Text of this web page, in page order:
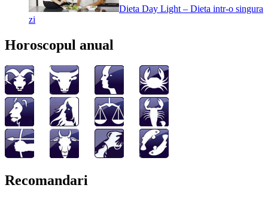
Dieta Day Light – Dieta intr-o singura
zi
Horoscopul anual
Recomandari